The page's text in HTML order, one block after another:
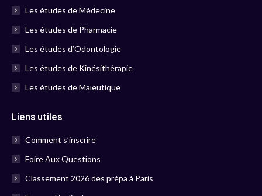
Les études de Médecine
Les études de Pharmacie
Les études d’Odontologie
Les études de Kinésithérapie
Les études de Maïeutique
Liens utiles
Comment s’inscrire
Foire Aux Questions
Classement 2026 des prépa à Paris